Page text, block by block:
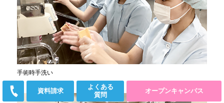
手術時手洗い
資料請求
よくある
質問
オープンキャンパス